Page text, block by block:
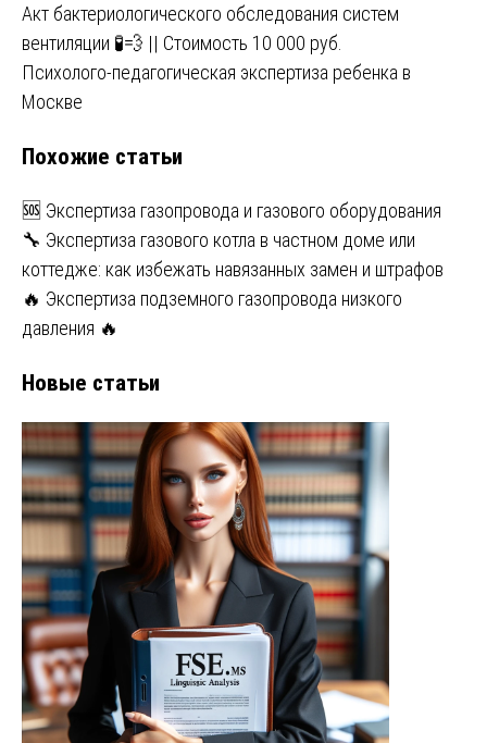
Навигация
по
записям
Акт бактериологического обследования систем
вентиляции 🧪💨 || Стоимость 10 000 руб.
Психолого-педагогическая экспертиза ребенка в
Москве
Похожие статьи
🆘 Экспертиза газопровода и газового оборудования
🔧 Экспертиза газового котла в частном доме или
коттедже: как избежать навязанных замен и штрафов
🔥 Экспертиза подземного газопровода низкого
давления 🔥
Новые статьи